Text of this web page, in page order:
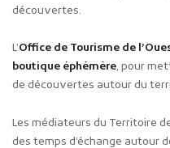
découvertes.
L’Office de Tourisme de
boutique éphémère, pour
de découvertes autour du
Les médiateurs du Territoire
des temps d’échange autour